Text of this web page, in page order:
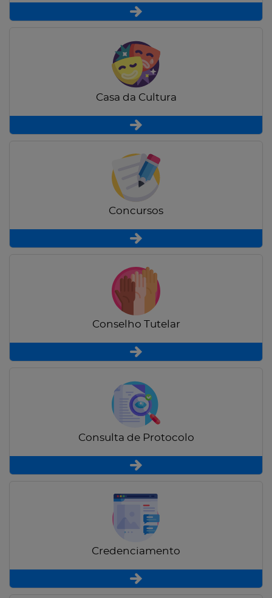
Casa da Cultura
Concursos
Conselho Tutelar
Consulta de Protocolo
Credenciamento